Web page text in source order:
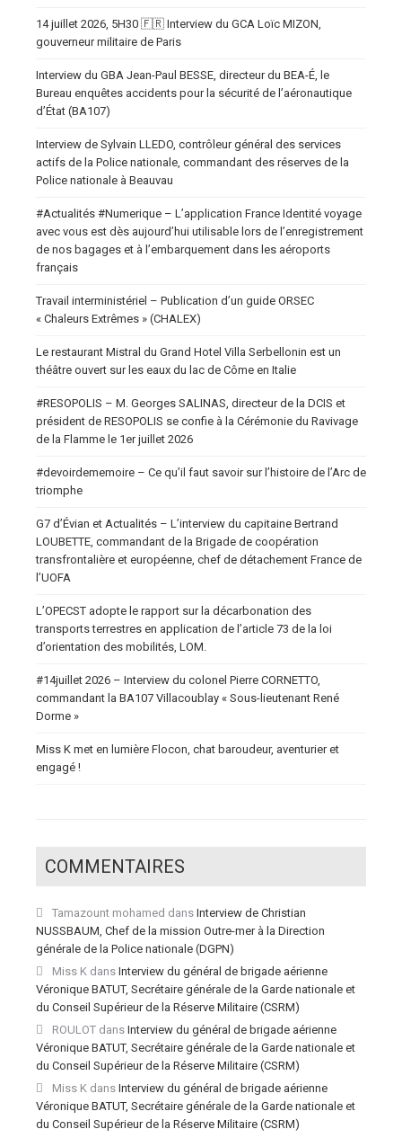
14 juillet 2026, 5H30 🇫🇷 Interview du GCA Loïc MIZON,
gouverneur militaire de Paris
Interview du GBA Jean-Paul BESSE, directeur du BEA-É, le
Bureau enquêtes accidents pour la sécurité de l’aéronautique
d’État (BA107)
Interview de Sylvain LLEDO, contrôleur général des services
actifs de la Police nationale, commandant des réserves de la
Police nationale à Beauvau
#Actualités #Numerique – L’application France Identité voyage
avec vous est dès aujourd’hui utilisable lors de l’enregistrement
de nos bagages et à l’embarquement dans les aéroports
français
Travail interministériel – Publication d’un guide ORSEC
« Chaleurs Extrêmes » (CHALEX)
Le restaurant Mistral du Grand Hotel Villa Serbellonin est un
théâtre ouvert sur les eaux du lac de Côme en Italie
#RESOPOLIS – M. Georges SALINAS, directeur de la DCIS et
président de RESOPOLIS se confie à la Cérémonie du Ravivage
de la Flamme le 1er juillet 2026
#devoirdememoire – Ce qu’il faut savoir sur l’histoire de l’Arc de
triomphe
G7 d’Évian et Actualités – L’interview du capitaine Bertrand
LOUBETTE, commandant de la Brigade de coopération
transfrontalière et européenne, chef de détachement France de
l’UOFA
L’OPECST adopte le rapport sur la décarbonation des
transports terrestres en application de l’article 73 de la loi
d’orientation des mobilités, LOM.
#14juillet 2026 – Interview du colonel Pierre CORNETTO,
commandant la BA107 Villacoublay « Sous-lieutenant René
Dorme »
Miss K met en lumière Flocon, chat baroudeur, aventurier et
engagé !
COMMENTAIRES
Tamazount mohamed dans Interview de Christian
NUSSBAUM, Chef de la mission Outre-mer à la Direction
générale de la Police nationale (DGPN)
Miss K dans Interview du général de brigade aérienne
Véronique BATUT, Secrétaire générale de la Garde nationale et
du Conseil Supérieur de la Réserve Militaire (CSRM)
ROULOT dans Interview du général de brigade aérienne
Véronique BATUT, Secrétaire générale de la Garde nationale et
du Conseil Supérieur de la Réserve Militaire (CSRM)
Miss K dans Interview du général de brigade aérienne
Véronique BATUT, Secrétaire générale de la Garde nationale et
du Conseil Supérieur de la Réserve Militaire (CSRM)